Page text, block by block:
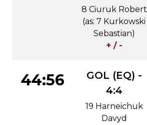
8 Ciuruk Robert
(as: 7 Kurkowski
Sebastian)
+ / -
44:56
GOL (EQ) -
4:4
19 Harneichuk
Davyd